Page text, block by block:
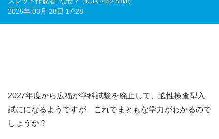
(ID:JKT4po4Sm/c)
2025年 03月 28日 17:28
2027年度から広福が学科試験を廃止して、適性検査型入
試にになるようですが、これでまともな学力がわかるので
しょうか？